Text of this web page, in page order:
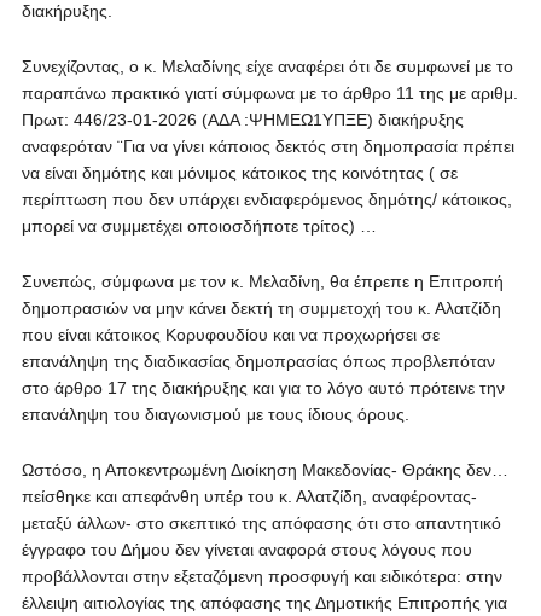
διακήρυξης.
Συνεχίζοντας, ο κ. Μελαδίνης είχε αναφέρει ότι δε συμφωνεί με το
παραπάνω πρακτικό γιατί σύμφωνα με το άρθρο 11 της με αριθμ.
Πρωτ: 446/23-01-2026 (ΑΔΑ :ΨΗΜΕΩ1ΥΠΞΕ) διακήρυξης
αναφερόταν ¨Για να γίνει κάποιος δεκτός στη δημοπρασία πρέπει
να είναι δημότης και μόνιμος κάτοικος της κοινότητας ( σε
περίπτωση που δεν υπάρχει ενδιαφερόμενος δημότης/ κάτοικος,
μπορεί να συμμετέχει οποιοσδήποτε τρίτος) …
Συνεπώς, σύμφωνα με τον κ. Μελαδίνη, θα έπρεπε η Επιτροπή
δημοπρασιών να μην κάνει δεκτή τη συμμετοχή του κ. Αλατζίδη
που είναι κάτοικος Κορυφουδίου και να προχωρήσει σε
επανάληψη της διαδικασίας δημοπρασίας όπως προβλεπόταν
στο άρθρο 17 της διακήρυξης και για το λόγο αυτό πρότεινε την
επανάληψη του διαγωνισμού με τους ίδιους όρους.
Ωστόσο, η Αποκεντρωμένη Διοίκηση Μακεδονίας- Θράκης δεν…
πείσθηκε και απεφάνθη υπέρ του κ. Αλατζίδη, αναφέροντας-
μεταξύ άλλων- στο σκεπτικό της απόφασης ότι στο απαντητικό
έγγραφο του Δήμου δεν γίνεται αναφορά στους λόγους που
προβάλλονται στην εξεταζόμενη προσφυγή και ειδικότερα: στην
έλλειψη αιτιολογίας της απόφασης της Δημοτικής Επιτροπής για